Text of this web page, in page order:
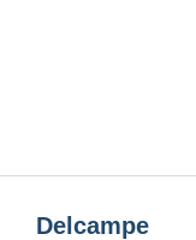
Delcampe